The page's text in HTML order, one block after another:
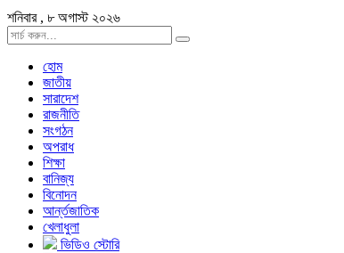
শনিবার , ৮ অগাস্ট ২০২৬
হোম
জাতীয়
সারাদেশ
রাজনীতি
সংগঠন
অপরাধ
শিক্ষা
বানিজ্য
বিনোদন
আর্ন্তজাতিক
খেলাধুলা
ভিডিও স্টোরি